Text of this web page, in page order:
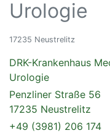
Urologie
17235 Neustrelitz
DRK-Krankenhaus
Urologie
Penzliner Straße 56
17235 Neustrelitz
+49 (3981) 206 174